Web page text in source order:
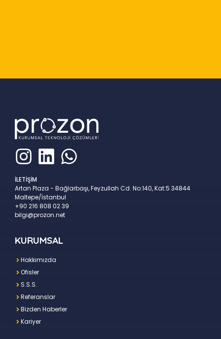
İLETİŞİM
Artan Plaza - Bağlarbaşı, Feyzullah Cd. No:140, Kat:5 34844
Maltepe/İstanbul
+90 216 808 02 39
bilgi@prozon.net
KURUMSAL
Hakkımızda
Ofisler
S.S.S.
Referanslar
Bizden Haberler
Kariyer